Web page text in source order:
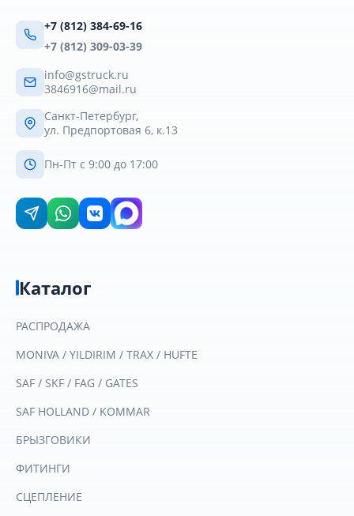
+7 (812) 384-69-16
+7 (812) 309-03-39
info@gstruck.ru
3846916@mail.ru
Санкт-Петербург,
ул. Предпортовая 6, к.13
Пн-Пт с 9:00 до 17:00
Каталог
РАСПРОДАЖА
MONIVA / YILDIRIM / TRAX / HUFTE
SAF / SKF / FAG / GATES
SAF HOLLAND / KOMMAR
БРЫЗГОВИКИ
ФИТИНГИ
СЦЕПЛЕНИЕ